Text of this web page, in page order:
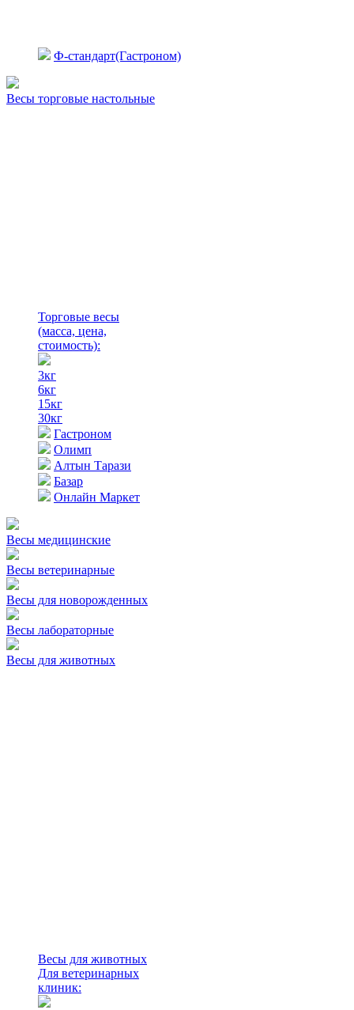
Ф-стандарт(Гастроном)
Весы торговые настольные
Торговые весы
(масса, цена,
стоимость):
3кг
6кг
15кг
30кг
Гастроном
Олимп
Алтын Тарази
Базар
Онлайн Маркет
Весы медицинские
Весы ветеринарные
Весы для новорожденных
Весы лабораторные
Весы для животных
Весы для животных
Для ветеринарных
клиник: